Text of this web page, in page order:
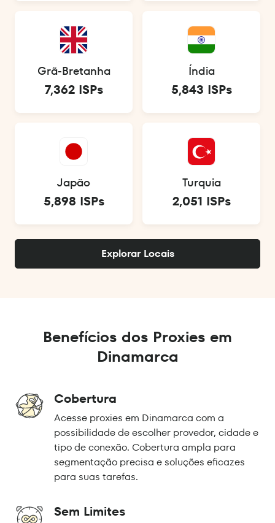
Grã-Bretanha
7,362 ISPs
Índia
5,843 ISPs
Japão
5,898 ISPs
Turquia
2,051 ISPs
Explorar Locais
Benefícios dos Proxies em
Dinamarca
Cobertura
Acesse proxies em Dinamarca com a
possibilidade de escolher provedor, cidade e
tipo de conexão. Cobertura ampla para
segmentação precisa e soluções eficazes
para suas tarefas.
Sem Limites